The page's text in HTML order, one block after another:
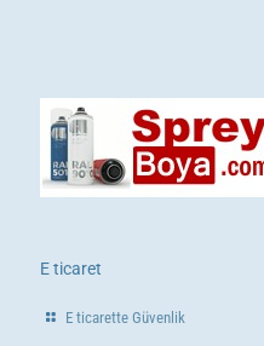
E ticaret
E ticarette Güvenlik